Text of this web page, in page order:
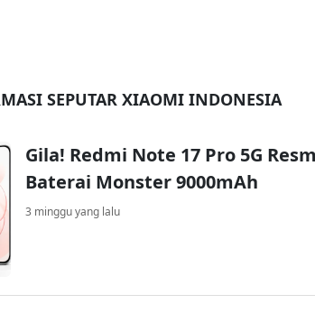
SEPUTAR XIAOMI INDONESIA
Gila! Redmi Note 17 Pro 5G
Baterai Monster 9000mAh
3 minggu yang lalu